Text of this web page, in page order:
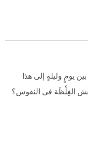
يومٍ وليلةٍ إلى هذا
الغِلْظَة في النفوس؟